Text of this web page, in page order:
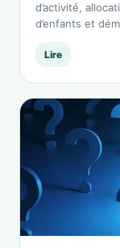
d’activité,
d’enfants et
Lire